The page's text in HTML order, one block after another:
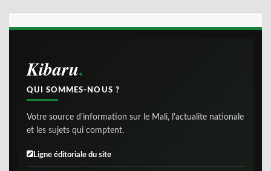
Kibaru
QUI SOMMES-NOUS ?
Votre source d'information sur le Mali, l'actualite nationale
et les sujets qui comptent.
Ligne éditoriale du site